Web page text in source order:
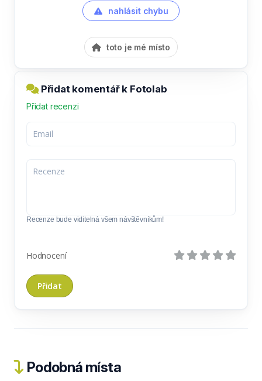
nahlásit chybu
toto je mé místo
Přidat komentář k Fotolab
Přidat recenzi
Recenze bude viditelná všem návštěvníkům!
Hodnocení
Podobná místa